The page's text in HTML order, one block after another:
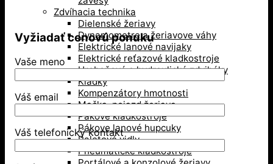
Zdvíhacia technika
Dielenské žeriavy
Dynamometre a žeriavove váhy
Elektrické lanové navijaky
Elektrické reťazové kladkostroje
Hrebeňové a hydraulické zdviháky
Kladky
Kompenzátory hmotnosti
Mačka, pojazd žeriava
Pákové kladkostroje
Pákove lanové hupcuky
Paletové vidly
Pneumatické kladkostroje
Vyžiadať cenovú ponuku
Vaše meno
Váš email
Váš telefonický kontakt